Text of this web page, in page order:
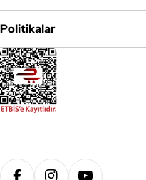
Politikalar
Ödeme